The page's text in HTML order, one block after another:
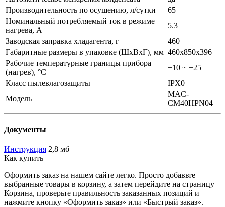
Производительность по осушению, л/сутки
65
Номинальный потребляемый ток в режиме
нагрева, A
5.3
Заводская заправка хладагента, г
460
Габаритные размеры в упаковке (ШxВxГ), мм 460x850x396
Рабочие температурные границы прибора
(нагрев), °C
+10 ~ +25
Класс пылевлагозащиты
IPX0
Модель
MAC-
CM40HPN04
Документы
Инструкция 2,8 мб
Как купить
Оформить заказ на нашем сайте легко. Просто добавьте
выбранные товары в корзину, а затем перейдите на страницу
Корзина, проверьте правильность заказанных позиций и
нажмите кнопку «Оформить заказ» или «Быстрый заказ».